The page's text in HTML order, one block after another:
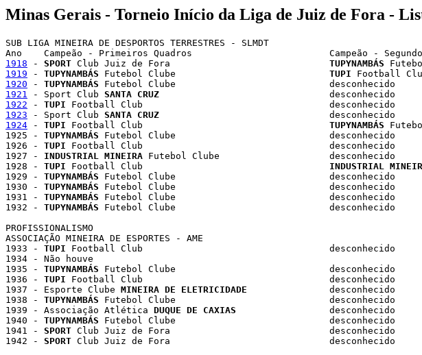
Minas Gerais - Torneio Início da Liga de Juiz de Fora -
SUB LIGA MINEIRA DE DESPORTOS TERRESTRES - SLMDT
1918 - SPORT Club Juiz de Fora TUPYNAMBÁS
1919 - TUPYNAMBÁS Futebol Clube TUPI
1920 - TUPYNAMBÁS
1921
- Sport Club SANTA CRUZ
1922 - TUPI
1923 - Sport Club SANTA CRUZ
1924 - TUPI Football Club TUPYNAMBÁS
1925 - TUPYNAMBÁS Futebol Clube                            desconhecido
1926 - TUPI Football Club                                  desconhecido
1927 - INDUSTRIAL MINEIRA Futebol Clube                    desconhecido
1928 - TUPI Football Club INDUSTRIAL
1929 - TUPYNAMBÁS Futebol Clube                            desconhecido
1930 - TUPYNAMBÁS Futebol Clube                            desconhecido
1931 - TUPYNAMBÁS Futebol Clube                            desconhecido
1932 - TUPYNAMBÁS Futebol Clube                            desconhecido
PROFISSIONALISMO
ASSOCIAÇÃO MINEIRA DE ESPORTES - AME
1933 - TUPI Football Club                                  desconhecido
1934 - Não houve
1935 - TUPYNAMBÁS Futebol Clube                            desconhecido
1936 - TUPI Football Club                                  desconhecido
1937 - Esporte Clube MINEIRA DE ELETRICIDADE
               desconhecido
1938 - TUPYNAMBÁS Futebol Clube                            desconhecido
1939 - Associação Atlética DUQUE DE CAXIAS
                 desconhecido
1940 - TUPYNAMBÁS Futebol Clube                            desconhecido
1941 - SPORT Club Juiz de Fora                             desconhecido
1942 - SPORT Club Juiz de Fora                             desconhecido